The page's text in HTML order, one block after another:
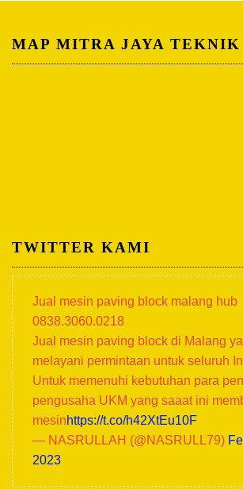
MAP MITRA JAYA TEKNIK
TWITTER KAMI
Jual mesin paving block malang hub
0838.3060.0218
Jual mesin paving block di Malang
melayani permintaan untuk seluruh
Untuk memenuhi kebutuhan para
pengusaha UKM yang saaat ini
mesinhttps://t.co/h42XtEu10F
— NASRULLAH (@NASRULL79)
2023